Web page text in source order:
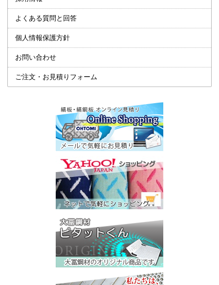
よくある質問と回答
個人情報保護方針
お問い合わせ
ご注文・お見積りフォーム